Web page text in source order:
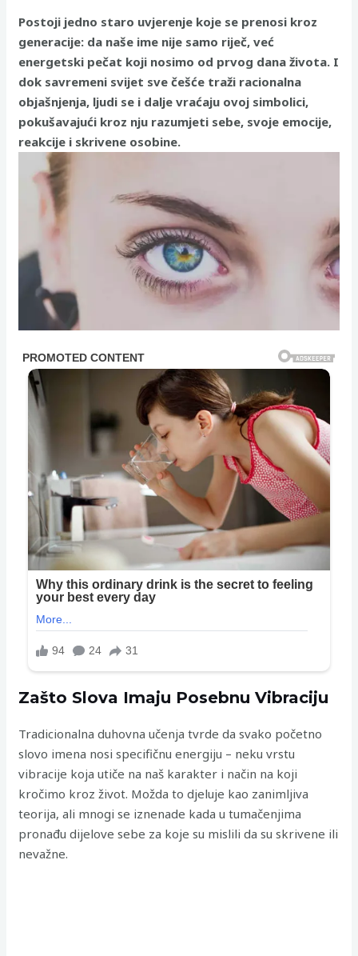
Postoji jedno staro uvjerenje koje se prenosi kroz
generacije: da naše ime nije samo riječ, već
energetski pečat koji nosimo od prvog dana života. I
dok savremeni svijet sve češće traži racionalna
objašnjenja, ljudi se i dalje vraćaju ovoj simbolici,
pokušavajući kroz nju razumjeti sebe, svoje emocije,
reakcije i skrivene osobine.
Zašto Slova Imaju Posebnu Vibraciju
Tradicionalna duhovna učenja tvrde da svako početno
slovo imena nosi specifičnu energiju – neku vrstu
vibracije koja utiče na naš karakter i način na koji
kročimo kroz život. Možda to djeluje kao zanimljiva
teorija, ali mnogi se iznenade kada u tumačenjima
pronađu dijelove sebe za koje su mislili da su skrivene ili
nevažne.